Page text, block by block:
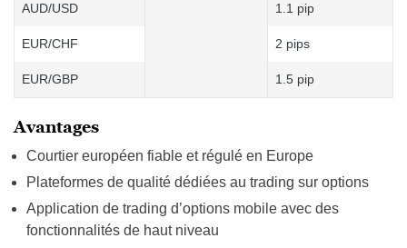
AUD/USD 1.1 pip
EUR/CHF 2 pips
EUR/GBP 1.5 pip
Avantages
Courtier européen fiable et régulé en Europe
Plateformes de qualité dédiées au trading sur options
Application de trading d’options mobile avec des
fonctionnalités de haut niveau